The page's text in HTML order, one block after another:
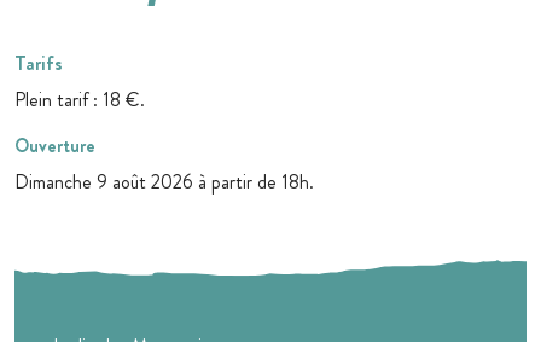
Tarifs
Plein tarif : 18 €.
Ouverture
Dimanche 9 août 2026 à partir de 18h.